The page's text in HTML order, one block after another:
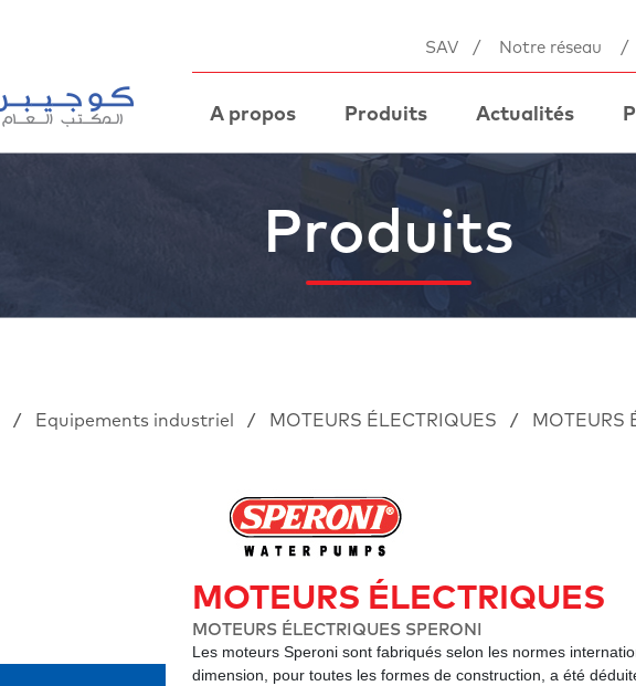
SAV / Notre réseau /
A propos Produits Actualités
Produits
/ Equipements industriel / MOTEURS ÉLECTRIQUES / MOTEURS
MOTEURS ÉLECTRIQUES
MOTEURS ÉLECTRIQUES SPERONI
Les moteurs Speroni sont fabriqués selon les normes
dimension, pour toutes les formes de construction, a été